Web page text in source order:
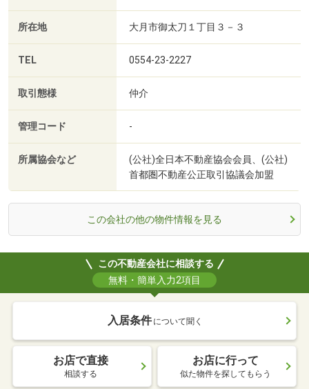
所在地 大月市御太刀１丁目３－３
TEL 0554-23-2227
取引態様 仲介
管理コード -
所属協会など
(公社)全日本不動産協会会員、(公社)
首都圏不動産公正取引協議会加盟
この会社の他の物件情報を見る
この不動産会社に相談する
無料・簡単入力2項目
入居条件 について聞く
お店で直接
相談する
お店に行って
似た物件を探してもらう